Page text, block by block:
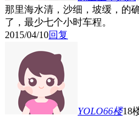
那里海水清，沙细，坡缓，的
了，最少七个小时车程。
2015/04/10回复
YOLO66楼18